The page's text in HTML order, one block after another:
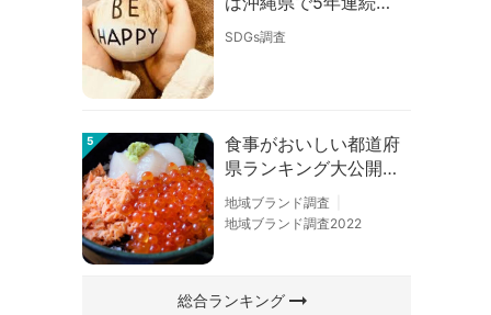
佐賀、愛知が順位上昇
【幸福度調査2026】
SDGs調査
5
食事がおいしい都道府
県ランキング大公開！
１位は北海道、３位は
大阪府、２位は〇〇
地域ブランド調査
地域ブランド調査2022
総合ランキングarrow_right_alt